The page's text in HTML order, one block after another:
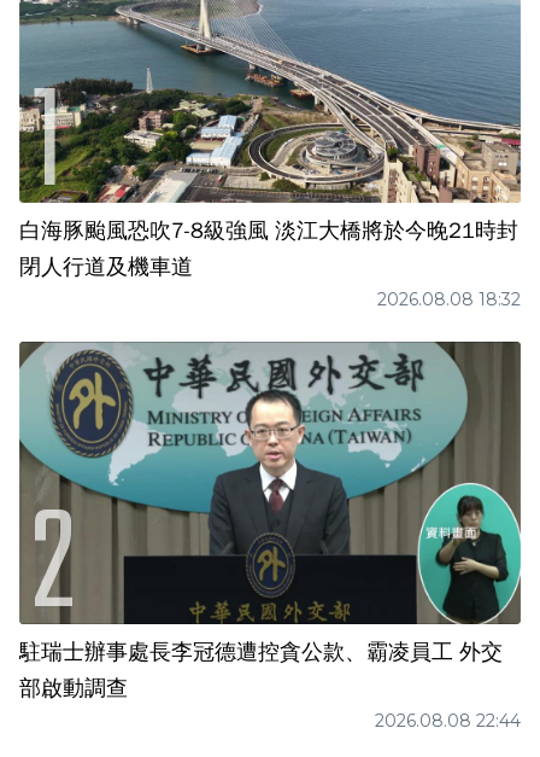
白海豚颱風恐吹7-8級強風 淡江大橋將於今晚21時封
閉人行道及機車道
2026.08.08 18:32
駐瑞士辦事處長李冠德遭控貪公款、霸凌員工 外交
部啟動調查
2026.08.08 22:44